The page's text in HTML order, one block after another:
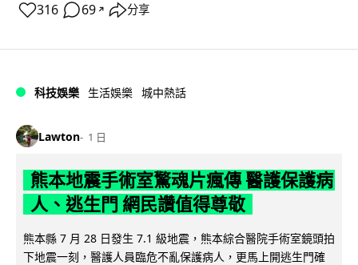
316 69 ↗ 分享
科技娛樂 生活娛樂 城中熱話
Lawton 1 日
熊本地震手術室驚魂片瘋傳 醫護保護病
人、逃生門 網民讚值得尊敬
熊本縣 7 月 28 日發生 7.1 級地震，熊本綜合醫院手術室鏡頭拍
下地震一刻，醫護人員臨危不亂保護病人，更馬上開逃生門確